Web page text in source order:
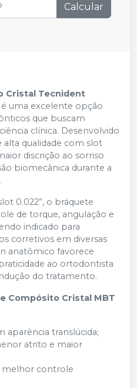
Calcular
Cristal Tecnident
é uma excelente opção
que buscam
clínica. Desenvolvido
qualidade com slot
discrição ao sorriso
biomecânica durante a
0.022”, o bráquete
de torque, angulação e
indicado para
corretivos em diversas
anatômico favorece
ao ortodontista
do tratamento.
Compósito Cristal MBT
aparência translúcida;
atrito e maior
melhor controle